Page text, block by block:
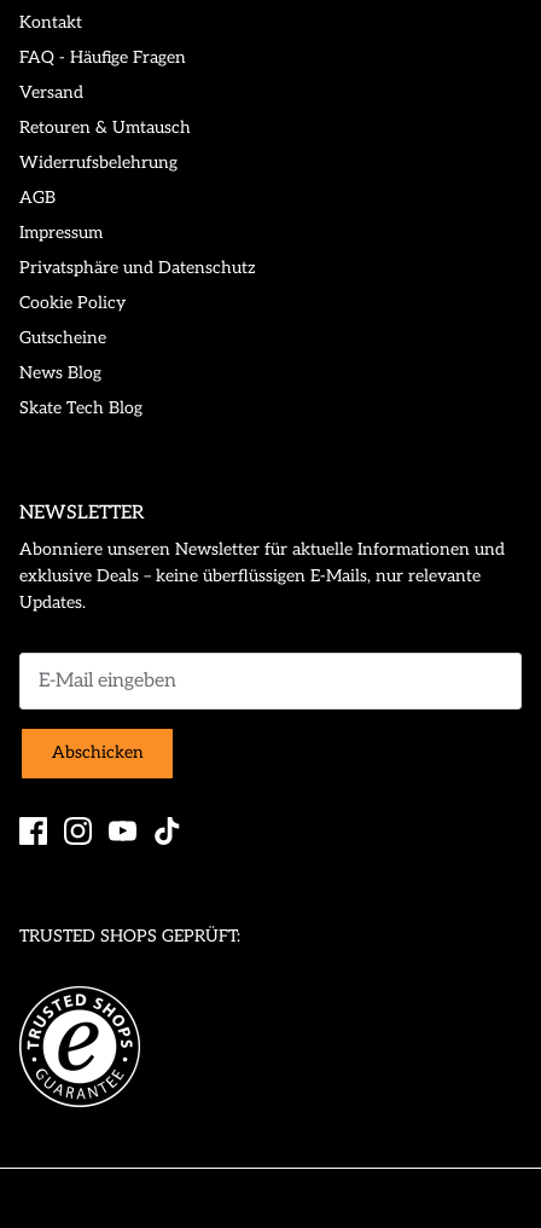
Kontakt
FAQ - Häufige Fragen
Versand
Retouren & Umtausch
Widerrufsbelehrung
AGB
Impressum
Privatsphäre und Datenschutz
Cookie Policy
Gutscheine
News Blog
Skate Tech Blog
NEWSLETTER
Abonniere unseren Newsletter für aktuelle Informationen und
exklusive Deals – keine überflüssigen E-Mails, nur relevante
Updates.
Abschicken
TRUSTED SHOPS GEPRÜFT: